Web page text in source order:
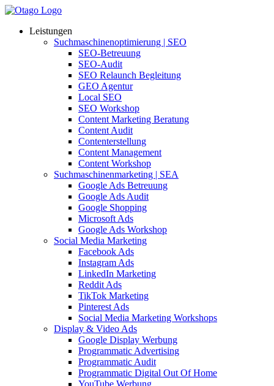
Leistungen
Suchmaschinenoptimierung | SEO
SEO-Betreuung
SEO-Audit
SEO Relaunch Begleitung
GEO Agentur
Local SEO
SEO Workshop
Content Marketing Beratung
Content Audit
Contenterstellung
Content Management
Content Workshop
Suchmaschinenmarketing | SEA
Google Ads Betreuung
Google Ads Audit
Google Shopping
Microsoft Ads
Google Ads Workshop
Social Media Marketing
Facebook Ads
Instagram Ads
LinkedIn Marketing
Reddit Ads
TikTok Marketing
Pinterest Ads
Social Media Marketing Workshops
Display & Video Ads
Google Display Werbung
Programmatic Advertising
Programmatic Audit
Programmatic Digital Out Of Home
YouTube Werbung